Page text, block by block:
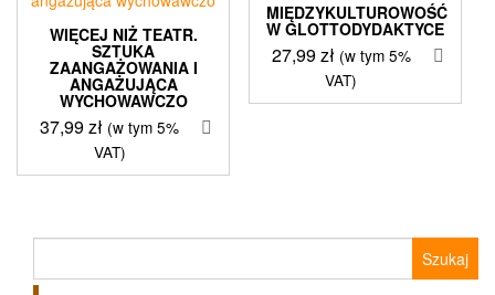
WIĘCEJ NIŻ TEATR.
SZTUKA
ZAANGAŻOWANIA I
ANGAŻUJĄCA
WYCHOWAWCZO
37,99zł (w tym 5%
VAT)
MIĘDZYKULTUROWOŚĆ
W GLOTTODYDAKTYCE
27,99zł (w tym 5%
VAT)